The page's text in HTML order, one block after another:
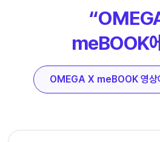
meBOOK
OMEGA X meBOOK 영상